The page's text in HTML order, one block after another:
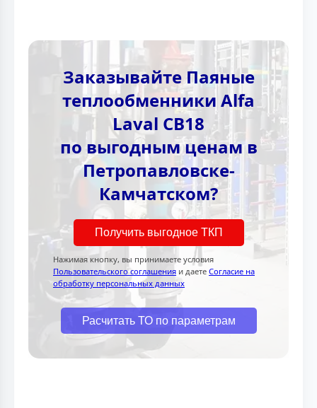
Заказывайте Паяные
теплообменники Alfa
Laval CB18
по выгодным ценам в
Петропавловске-
Камчатском?
Получить выгодное ТКП
Нажимая кнопку, вы принимаете условия
Пользовательского соглашения и даете Согласие на
обработку персональных данных
Расчитать ТО по параметрам